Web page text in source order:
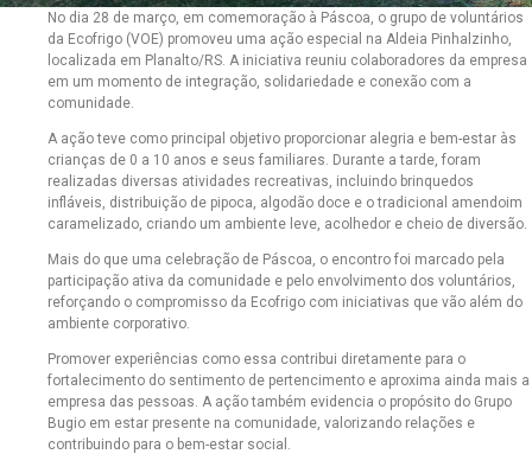
No dia 28 de março, em comemoração à Páscoa, o grupo de voluntários
da Ecofrigo (VOE) promoveu uma ação especial na Aldeia Pinhalzinho,
localizada em Planalto/RS. A iniciativa reuniu colaboradores da empresa
em um momento de integração, solidariedade e conexão com a
comunidade.
A ação teve como principal objetivo proporcionar alegria e bem-estar às
crianças de 0 a 10 anos e seus familiares. Durante a tarde, foram
realizadas diversas atividades recreativas, incluindo brinquedos
infláveis, distribuição de pipoca, algodão doce e o tradicional amendoim
caramelizado, criando um ambiente leve, acolhedor e cheio de diversão.
Mais do que uma celebração de Páscoa, o encontro foi marcado pela
participação ativa da comunidade e pelo envolvimento dos voluntários,
reforçando o compromisso da Ecofrigo com iniciativas que vão além do
ambiente corporativo.
Promover experiências como essa contribui diretamente para o
fortalecimento do sentimento de pertencimento e aproxima ainda mais a
empresa das pessoas. A ação também evidencia o propósito do Grupo
Bugio em estar presente na comunidade, valorizando relações e
contribuindo para o bem-estar social.